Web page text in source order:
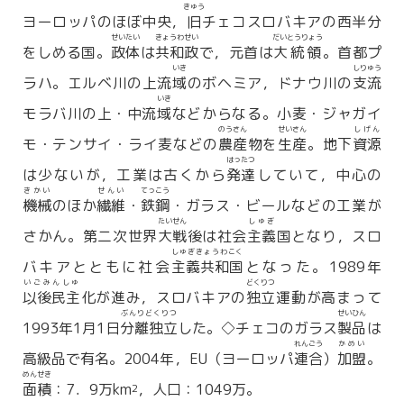
ヨーロッパのほぼ中央， 旧
きゅう
チェコスロバキアの西半分
をしめる国。 政体
せいたい
は共和政
きょうわせい
で，元首は大統領
だいとうりょう
。首都プ
ラハ。エルベ川の上流域
いき
のボヘミア，ドナウ川の支流
しりゅう
モラバ川の上・中流域
いき
などからなる。小麦・ジャガイ
モ・テンサイ・ライ麦などの農産
のうさん
物を 生産
せいさん
。地下資源
しげん
は少ないが，工業は古くから発達
はったつ
していて，中心の
機械
きかい
のほか繊維
せんい
・ 鉄鋼
てっこう
・ガラス・ビールなどの工業が
さかん。第二次世界大戦
たいせん
後は社会主義
しゅぎ
国となり，スロ
バキアとともに社会主義共和国
しゅぎきょうわこく
となった。1989年
以後民主
いごみんしゅ
化が進み，スロバキアの独立
どくりつ
運動が高まって
1993年1月1日分離独立
ぶんりどくりつ
した。◇チェコのガラス製品
せいひん
は
高級品で有名。2004年，EU（ヨーロッパ連合
れんごう
） 加盟
かめい
。
面積
めんせき
：7．9万km2，人口：1049万。